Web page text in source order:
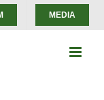
MEDIA